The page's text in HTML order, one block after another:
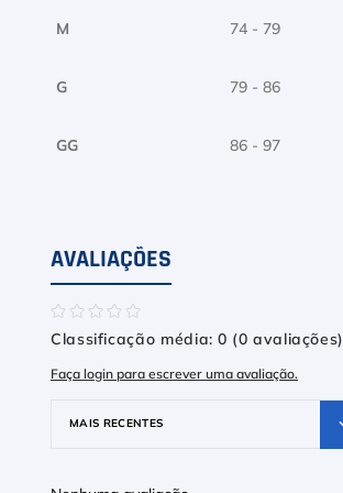
M 74 - 79
G 79 - 86
GG 86 - 97
AVALIAÇÕES
☆☆☆☆☆
Classificação média: 0 (0 avaliações)
Faça login para escrever uma avaliação.
MAIS RECENTES